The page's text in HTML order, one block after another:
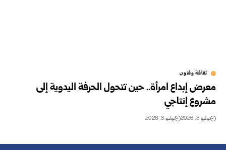
ثقافة وفنون
معرض إبداع امرأة.. حين تتحول الحرفة اليدوية إلى
مشروع إنتاجي
يوليو 8, 2026 يوليو 8, 2026